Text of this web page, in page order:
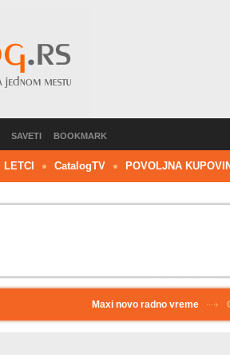
SAVETI BOOKMARK
LETCI CatalogTV POVOLJNA
Maxi novo radno vreme